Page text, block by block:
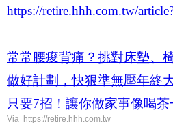
https://retire.hhh.com.tw/
常常腰痠背痛？挑對床墊、
做好計劃，快狠準無壓年終
只要7招！讓你做家事像喝茶
Via https://retire.hhh.com.tw